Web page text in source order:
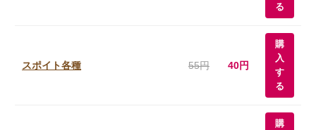
る
スポイト各種 55円 40円
購
入
す
る
購